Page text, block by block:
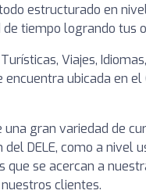
estructurado en
tiempo logrando tus
Viajes,
ubicada en
una gran variedad de
DELE, como a nivel
que se acercan a
clientes.